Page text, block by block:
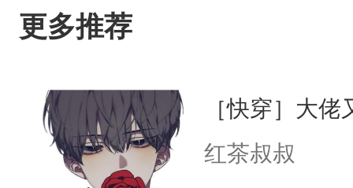
更多推荐
［快穿］大
红茶叔叔